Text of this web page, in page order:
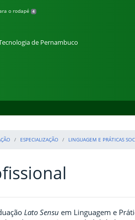
o rodapé 4
de Pernambuco
ESPECIALIZAÇÃO LINGUAGEM E PRÁTICAS
Lato Sensu em Linguagem e